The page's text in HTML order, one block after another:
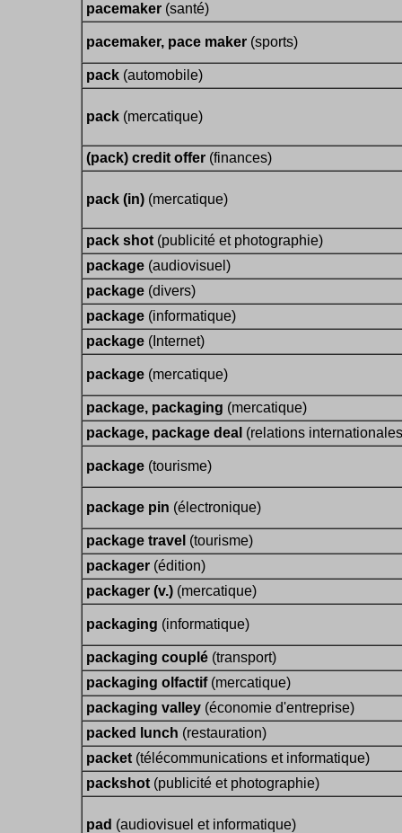
pacemaker (santé)
pacemaker, pace maker (sports)
pack (automobile)
pack (mercatique)
(pack) credit offer (finances)
pack (in) (mercatique)
pack shot (publicité et photographie)
package (audiovisuel)
package (divers)
package (informatique)
package (Internet)
package (mercatique)
package, packaging (mercatique)
package, package deal (relations
package (tourisme)
package pin (électronique)
package travel (tourisme)
packager (édition)
packager (v.) (mercatique)
packaging (informatique)
packaging couplé (transport)
packaging olfactif(mercatique)
packaging valley (économie d'entreprise)
packed lunch (restauration)
packet (télécommunications et informatique)
packshot (publicité et photographie)
pad (audiovisuel et informatique)